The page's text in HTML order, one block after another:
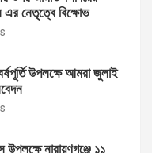
এর নেতৃত্বে বিক্ষোভ
উপলক্ষে আমরা জুলাই
নারায়ণগঞ্জে ১১